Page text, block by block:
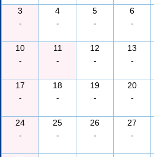
3
-
4
-
5
-
6
-
10
-
11
-
12
-
13
-
17
-
18
-
19
-
20
-
24
-
25
-
26
-
27
-